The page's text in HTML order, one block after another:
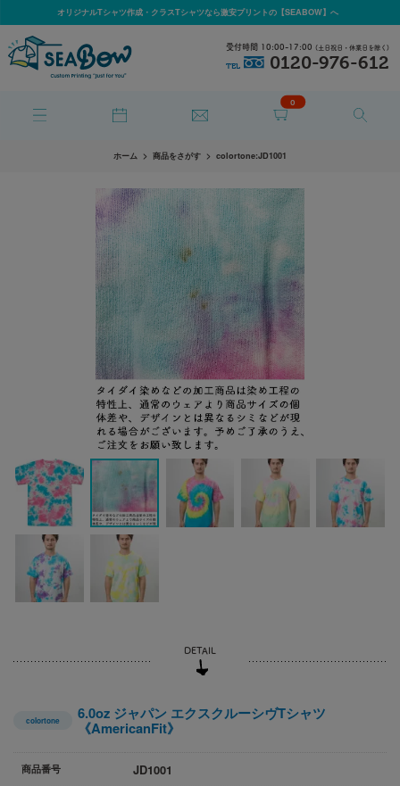
オリジナルTシャツ作成・クラスTシャツなら激安プリントの【SEABOW】へ
0
受付時間 10:00-17:00 (土日祝日・休業日を除く)
TEL 0120-976-612
ホーム 商品をさがす colortone:JD1001
colortone 6.0oz ジャパン エクスクルーシヴTシャツ
《AmericanFit》
商品番号 JD1001